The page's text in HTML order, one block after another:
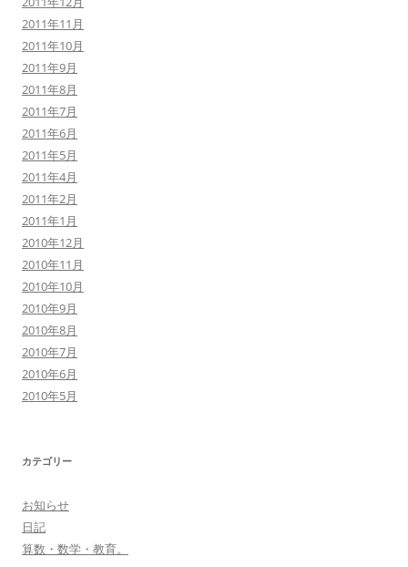
2011年11月
2011年10月
2011年9月
2011年8月
2011年7月
2011年6月
2011年5月
2011年4月
2011年2月
2011年1月
2010年12月
2010年11月
2010年10月
2010年9月
2010年8月
2010年7月
2010年6月
2010年5月
カテゴリー
お知らせ
日記
算数・数学・教育。